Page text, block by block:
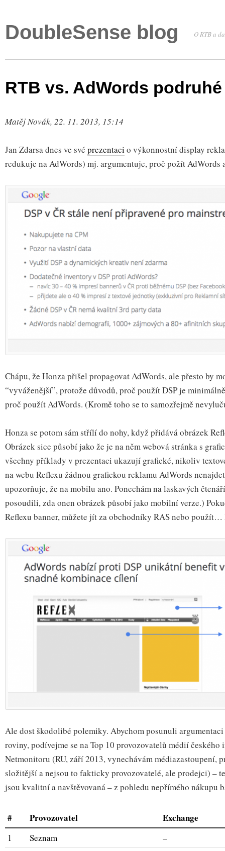
DoubleSense blog O RTB a
RTB vs. AdWords podruhé
Matěj Novák, 22. 11. 2013, 15:14
Jan Zdarsa dnes ve své prezentaci o výkonnostní display
redukuje na AdWords) mj. argumentuje, proč požít AdWords
Chápu, že Honza přišel propagovat AdWords, ale přesto by
“vyváženější”, protože důvodů, proč použít DSP je
proč použít AdWords. (Kromě toho se to samozřejmě
Honza se potom sám střílí do nohy, když přidává obrázek
Obrázek sice působí jako že je na něm webová stránka s
všechny příklady v prezentaci ukazují grafické, nikoliv
na webu Reflexu žádnou grafickou reklamu AdWords
upozorňuje, že na mobilu ano. Ponechám na laskavých
posoudili, zda onen obrázek působí jako mobilní verze.)
Reflexu banner, můžete jít za obchodníky RAS nebo použít…
Ale dost škodolibé polemiky. Abychom posunuli
roviny, podívejme se na Top 10 provozovatelů médií českého
Netmonitoru (RU, září 2013, vynechávám médiazastoupení,
složitější a nejsou to fakticky provozovatelé, ale prodejci) –
jsou kvalitní a navštěvovaná – z pohledu nepřímého nákupu
# Provozovatel Exchange
1 Seznam
–